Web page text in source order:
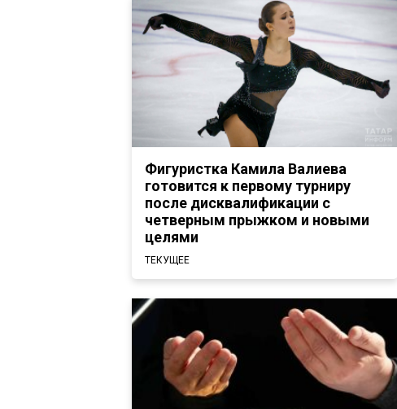
Фигуристка Камила Валиева
готовится к первому турниру
после дисквалификации с
четверным прыжком и новыми
целями
ТЕКУЩЕЕ